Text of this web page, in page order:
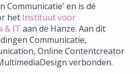
Communicatie' en is dé
het Instituut voor
& IT aan de Hanze. Aan dit
Communicatie,
Online Contentcreator
verbonden.